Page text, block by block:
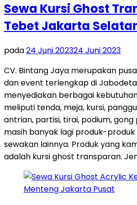
Sewa Kursi Ghost
Tebet Jakarta
pada24 Juni 202324 Juni 2023
CV. Bintang Jaya merupakan
dan event terlengkap di
menyediakan berbagai
meliputi tenda, meja, kursi,
antrian, partisi, tirai, podium,
masih banyak lagi produk-produk
sewakan lainnya. Produk yang
adalah kursi ghost transparan.